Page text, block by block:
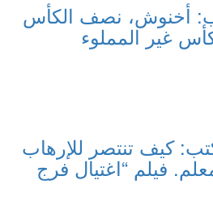
أخنوش، نصف الكأس
غير المملوء
كيف تنتصر للإرهاب
فيلم “اغتيال فرج